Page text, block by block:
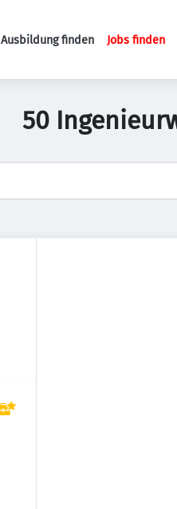
Ausbildung finden Jobs finden
50